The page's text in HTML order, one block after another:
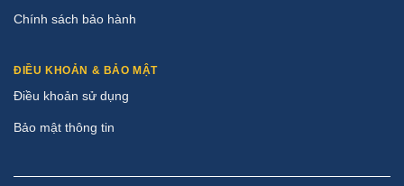
Chính sách bảo hành
ĐIỀU KHOẢN & BẢO MẬT
Điều khoản sử dụng
Bảo mật thông tin